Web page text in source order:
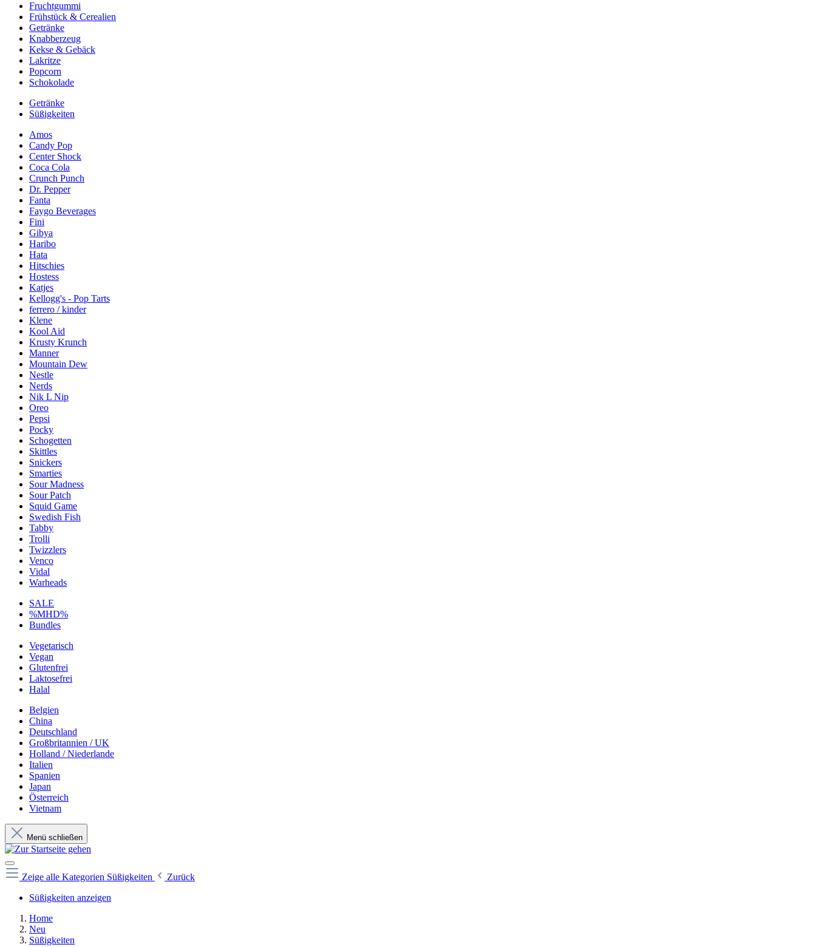
Fruchtgummi
Frühstück & Cerealien
Getränke
Knabberzeug
Kekse & Gebäck
Lakritze
Popcorn
Schokolade
Getränke
Süßigkeiten
Amos
Candy Pop
Center Shock
Coca Cola
Crunch Punch
Dr. Pepper
Fanta
Faygo Beverages
Fini
Gibya
Haribo
Hata
Hitschies
Hostess
Katjes
Kellogg's - Pop Tarts
ferrero / kinder
Klene
Kool Aid
Krusty Krunch
Manner
Mountain Dew
Nestle
Nerds
Nik L Nip
Oreo
Pepsi
Pocky
Schogetten
Skittles
Snickers
Smarties
Sour Madness
Sour Patch
Squid Game
Swedish Fish
Tabby
Trolli
Twizzlers
Venco
Vidal
Warheads
SALE
%MHD%
Bundles
Vegetarisch
Vegan
Glutenfrei
Laktosefrei
Halal
Belgien
China
Deutschland
Großbritannien / UK
Holland / Niederlande
Italien
Spanien
Japan
Österreich
Vietnam
Menü schließen
Zeige alle Kategorien Süßigkeiten
Zurück
Süßigkeiten anzeigen
Home
Neu
Süßigkeiten